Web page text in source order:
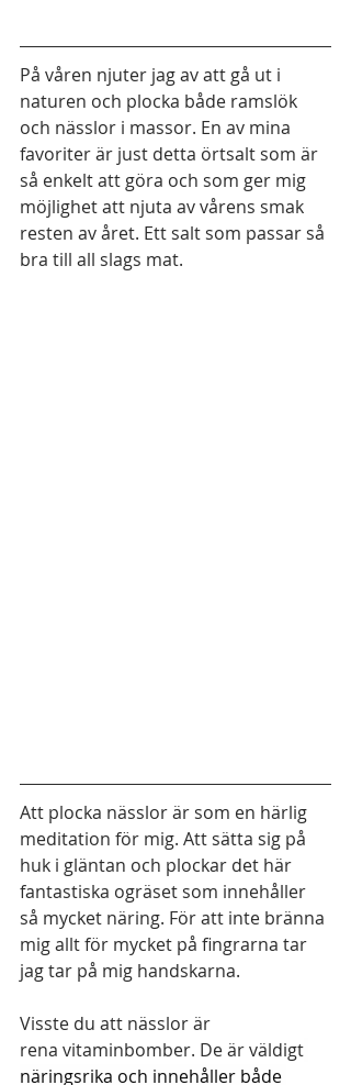
På våren njuter jag av att gå ut i
naturen och plocka både ramslök
och nässlor i massor. En av mina
favoriter är just detta örtsalt som är
så enkelt att göra och som ger mig
möjlighet att njuta av vårens smak
resten av året. Ett salt som passar så
bra till all slags mat.
Att plocka nässlor är som en härlig
meditation för mig. Att sätta sig på
huk i gläntan och plockar det här
fantastiska ogräset som innehåller
så mycket näring. För att inte bränna
mig allt för mycket på fingrarna tar
jag tar på mig handskarna.
Visste du att nässlor är
rena vitaminbomber. De är väldigt
näringsrika och innehåller både